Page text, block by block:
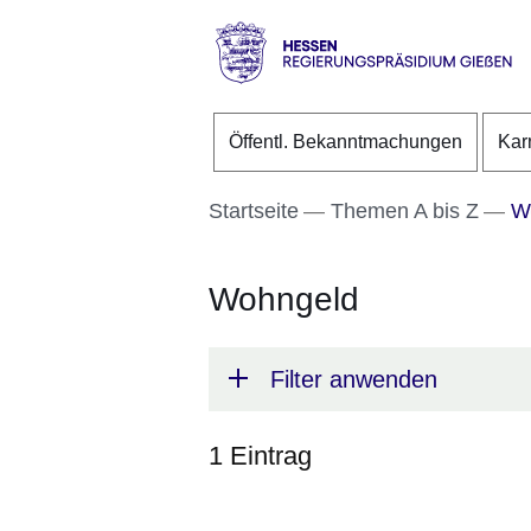
Direkt zum Kopf der
Direkt zum Inhalt
Direkt zum Fuß der
RP
Öffentl. Bekanntmachungen
Startseite Themen A bis Z
Wohngeld
Filter anwenden
1 Eintrag